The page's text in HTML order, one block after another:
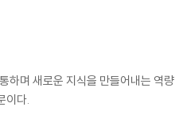
하며 새로운 지식을 만들어내는 역량
이다.